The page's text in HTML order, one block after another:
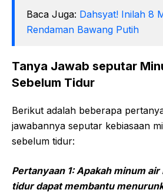
Baca Juga: Dahsyat! Inilah 8
Rendaman Bawang Putih
Tanya Jawab seputar
Sebelum Tidur
Berikut adalah beberapa
jawabannya seputar kebiasaan
sebelum tidur:
Pertanyaan 1: Apakah minum
tidur dapat membantu